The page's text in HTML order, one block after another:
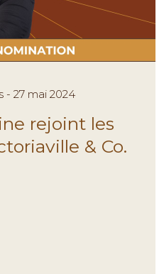
- 27 mai 2024
rejoint les
& Co.